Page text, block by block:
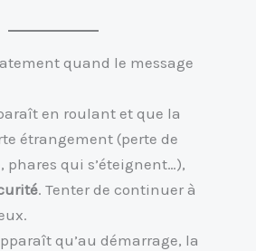
quand le message
en roulant et que la
étrangement (perte de
phares qui s’éteignent…),
. Tenter de continuer à
qu’au démarrage, la